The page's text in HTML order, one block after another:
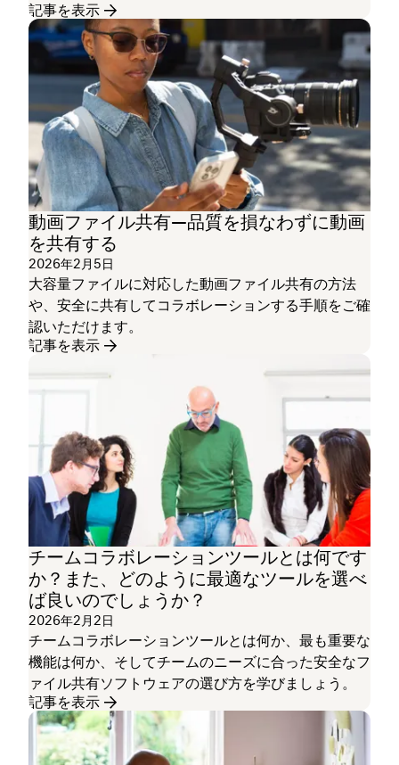
記事を表示
動画ファイル共有—品質を損なわずに動画
を共有する
2026年2月5日
大容量ファイルに対応した動画ファイル共有の方法
や、安全に共有してコラボレーションする手順をご確
認いただけます。
記事を表示
チームコラボレーションツールとは何です
か？また、どのように最適なツールを選べ
ば良いのでしょうか？
2026年2月2日
チームコラボレーションツールとは何か、最も重要な
機能は何か、そしてチームのニーズに合った安全なフ
ァイル共有ソフトウェアの選び方を学びましょう。
記事を表示